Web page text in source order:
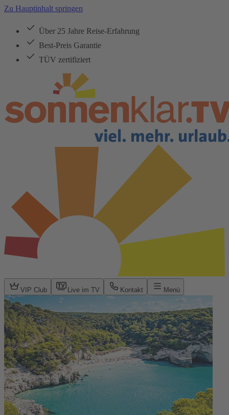
Zu Hauptinhalt springen
Über 25 Jahre Reise-Erfahrung
Best-Preis Garantie
TÜV zertifiziert
VIP Club Live im TV Kontakt Menü